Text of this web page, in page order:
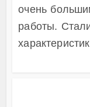
очень
работы.